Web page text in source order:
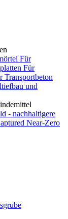
Für
Für
Transportbeton
und
- nachhaltigere
Near-Zero